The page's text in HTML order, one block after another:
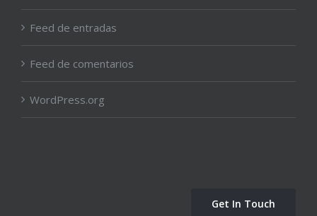
Feed de entradas
Feed de comentarios
WordPress.org
Get In Touch